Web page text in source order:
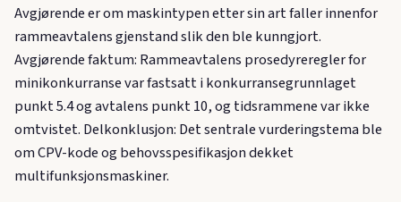
Avgjørende er om maskintypen etter sin art faller innenfor
rammeavtalens gjenstand slik den ble kunngjort.
Avgjørende faktum: Rammeavtalens prosedyreregler for
minikonkurranse var fastsatt i konkurransegrunnlaget
punkt 5.4 og avtalens punkt 10, og tidsrammene var ikke
omtvistet. Delkonklusjon: Det sentrale vurderingstema ble
om CPV-kode og behovsspesifikasjon dekket
multifunksjonsmaskiner.